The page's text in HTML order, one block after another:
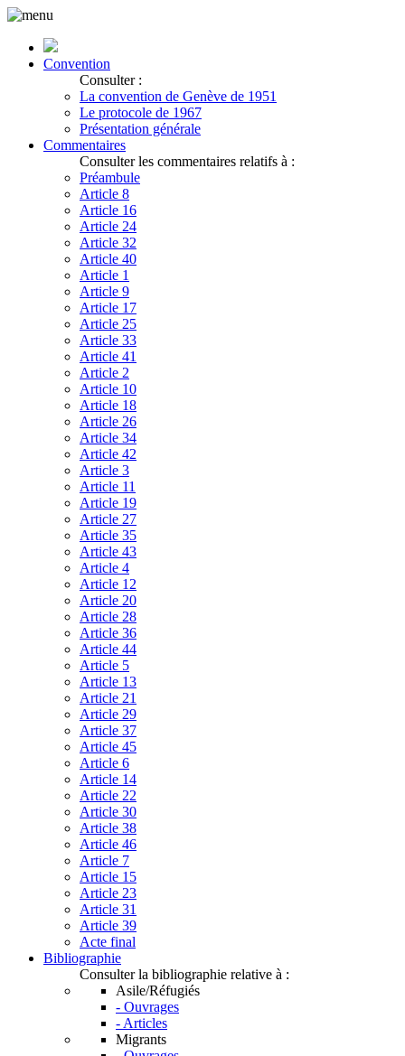
Convention
Consulter :
La convention de Genève de 1951
Le protocole de 1967
Présentation générale
Commentaires
Consulter les commentaires relatifs à :
Préambule
Article 8
Article 16
Article 24
Article 32
Article 40
Article 1
Article 9
Article 17
Article 25
Article 33
Article 41
Article 2
Article 10
Article 18
Article 26
Article 34
Article 42
Article 3
Article 11
Article 19
Article 27
Article 35
Article 43
Article 4
Article 12
Article 20
Article 28
Article 36
Article 44
Article 5
Article 13
Article 21
Article 29
Article 37
Article 45
Article 6
Article 14
Article 22
Article 30
Article 38
Article 46
Article 7
Article 15
Article 23
Article 31
Article 39
Acte final
Bibliographie
Consulter la bibliographie relative à :
Asile/Réfugiés
- Ouvrages
- Articles
Migrants